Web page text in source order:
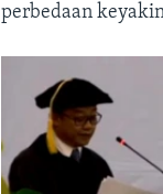
perbedaan